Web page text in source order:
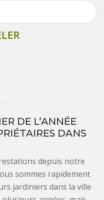
DE L’ANNÉE
DANS
depuis notre
sommes rapidement
jardiniers dans la ville